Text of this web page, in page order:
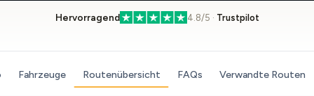
Hervorragend 4.8/5 · Trustpilot
Fahrzeuge Routenübersicht FAQs Verwandte Routen